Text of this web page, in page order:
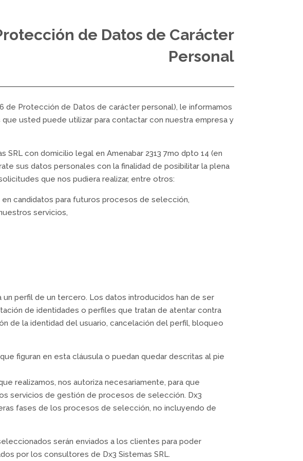
de Datos de Carácter
Personal
de Protección de Datos de carácter personal), le informamos
usted puede utilizar para contactar con nuestra empresa y
con domicilio legal en Amenabar 2313 7mo dpto 14 (en
sus datos personales con la finalidad de posibilitar la plena
que nos pudiera realizar, entre otros:
candidatos para futuros procesos de selección,
servicios,
perfil de un tercero. Los datos introducidos han de ser
de identidades o perfiles que tratan de atentar contra
de la identidad del usuario, cancelación del perfil, bloqueo
figuran en esta cláusula o puedan quedar descritas al pie
realizamos, nos autoriza necesariamente, para que
servicios de gestión de procesos de selección. Dx3
fases de los procesos de selección, no incluyendo de
serán enviados a los clientes para poder
por los consultores de Dx3 Sistemas SRL.